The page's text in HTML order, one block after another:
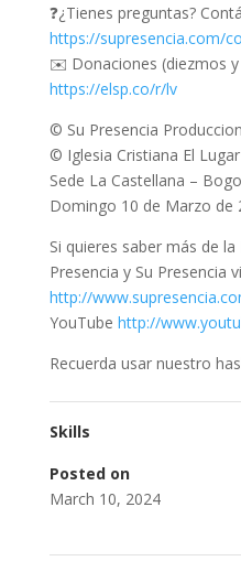
❓¿Tienes preguntas?
https://supresencia.com/
✉️ Donaciones (diezmos y
https://elsp.co/r/lv
© Su Presencia
© Iglesia Cristiana El
Sede La Castellana –
Domingo 10 de Marzo de
Si quieres saber más de la
Presencia y Su Presencia
http://
YouTube http://
Recuerda usar nuestro
Skills
Posted on
March 10, 2024